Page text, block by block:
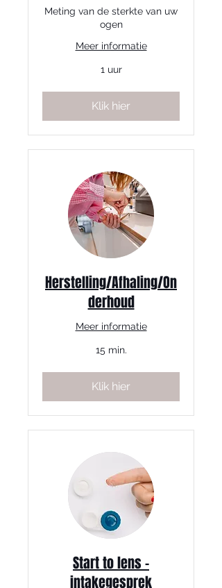
Meting van de sterkte van uw
ogen
Meer informatie
1 uur
Klik hier
Herstelling/Afhaling/On
derhoud
Meer informatie
15 min.
Klik hier
Start to lens -
intakegesprek